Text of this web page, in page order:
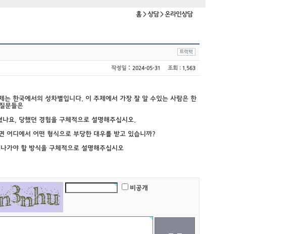
홈 > 상담 > 온라인상담
작성일 : 2024-05-31 조회 : 1,563
한국에서의 성차별입니다. 이 주제에서 가장 잘 알 수있는 사람은 한
문들은
요, 당했던 경험을 구체적으로 설명해주십시오.
어디에서 어떤 형식으로 부당한 대우를 받고 있습니까?
가야 할 방식을 구체적으로 설명해주십시오
비공개